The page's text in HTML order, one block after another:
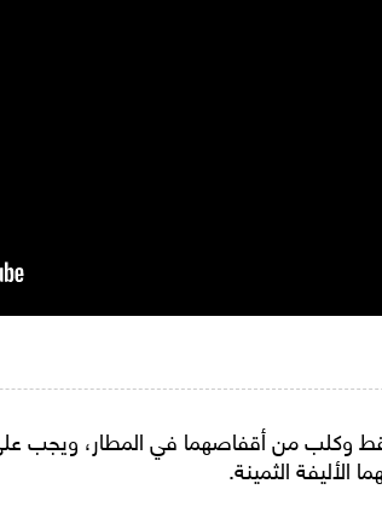
وكلب من أقفاصهما في المطار، ويجب على
الأليفة الثمينة.